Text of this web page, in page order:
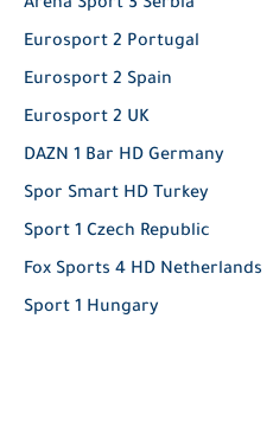
Arena Sport 3 Serbia
Eurosport 2 Portugal
Eurosport 2 Spain
Eurosport 2 UK
DAZN 1 Bar HD Germany
Spor Smart HD Turkey
Sport 1 Czech Republic
Fox Sports 4 HD Netherlands
Sport 1 Hungary